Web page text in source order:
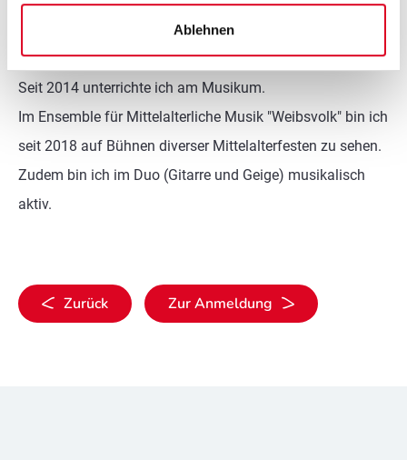
Ablehnen
Instrumentalpädagogik Gitarre am Mozarteum Salzburg
zu studieren.
Seit 2014 unterrichte ich am Musikum.
Im Ensemble für Mittelalterliche Musik "Weibsvolk" bin ich
seit 2018 auf Bühnen diverser Mittelalterfesten zu sehen.
Zudem bin ich im Duo (Gitarre und Geige) musikalisch
aktiv.
Zurück Zur Anmeldung